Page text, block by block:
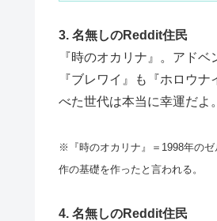
3. 名無しのReddit住民
『時のオカリナ』。アド
『ブレワイ』も『ホロウ
べた世代は本当に幸運だよ。
※『時のオカリナ』＝1998年の
作の基礎を作ったと言われる。
4. 名無しのReddit住民